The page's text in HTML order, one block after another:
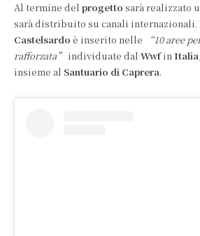
Al termine del progetto sarà realizzato
sarà distribuito su canali internazionali.
Castelsardo è inserito nelle
“10 aree
rafforzata” individuate dal Wwfin Italia
insieme al Santuario di Caprera.